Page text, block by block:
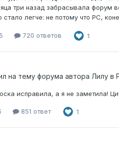
три назад забрасывала форум
стало легче: не потому что РС,
720 ответов 1
на тему форума автора Лилу в
исправила, а я не заметила!
851 ответ 1